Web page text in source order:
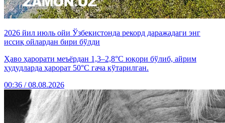
2026 йил июль ойи Ўзбекистонда рекорд даражадаги энг
иссиқ ойлардан бири бўлди
Ҳаво ҳарорати меъёрдан 1,3–2,8°C юқори бўлиб, айрим
ҳудудларда ҳарорат 50°C гача кўтарилган.
00:36 / 08.08.2026